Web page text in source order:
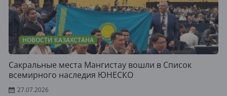
НОВОСТИ КАЗАХСТАНА
Сакральные места Мангистау вошли в Список
всемирного наследия ЮНЕСКО
27.07.2026